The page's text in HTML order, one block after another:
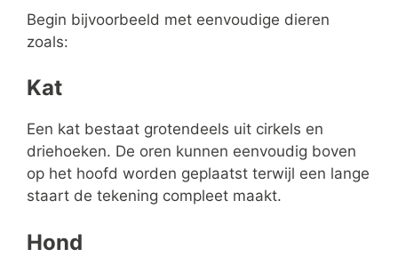
Begin bijvoorbeeld met eenvoudige dieren
zoals:
Kat
Een kat bestaat grotendeels uit cirkels en
driehoeken. De oren kunnen eenvoudig boven
op het hoofd worden geplaatst terwijl een lange
staart de tekening compleet maakt.
Hond